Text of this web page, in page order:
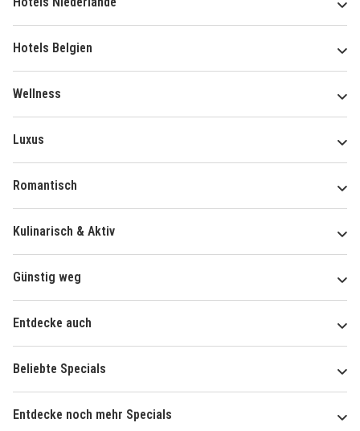
Hotels Belgien
Wellness
Luxus
Romantisch
Kulinarisch & Aktiv
Günstig weg
Entdecke auch
Beliebte Specials
Entdecke noch mehr Specials